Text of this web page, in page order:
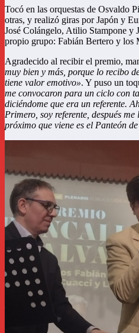
Tocó en las orquestas de Osvaldo
otras, y realizó giras por Japón y
José Colángelo, Atilio Stampone y
propio grupo: Fabián Bertero y los
Agradecido al recibir el premio,
muy bien y más, porque lo recibo
tiene valor emotivo». Y puso un
me convocaron para un ciclo con
diciéndome que era un referente.
Primero, soy referente, después
próximo que viene es el Panteón